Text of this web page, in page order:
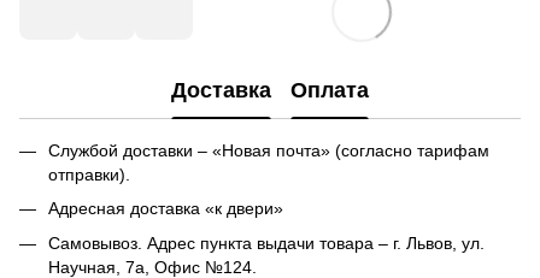
Доставка Оплата
Службой доставки – «Новая почта» (согласно тарифам
отправки).
Адресная доставка «к двери»
Самовывоз. Адрес пункта выдачи товара – г. Львов, ул.
Научная, 7а, Офис №124.